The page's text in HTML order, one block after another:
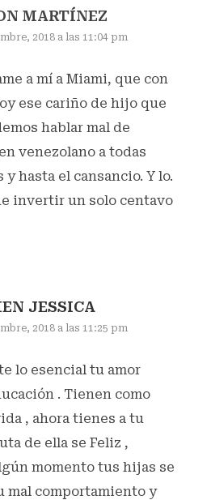
MARTÍNEZ
2018 a las 11:04 pm
a mí a Miami, que con
ese cariño de hijo que
hablar mal de
venezolano a todas
hasta el cansancio. Y lo.
invertir un solo centavo
JESSICA
2018 a las 11:25 pm
lo esencial tu amor
. Tienen como
, ahora tienes a tu
de ella se Feliz ,
momento tus hijas se
mal comportamiento y